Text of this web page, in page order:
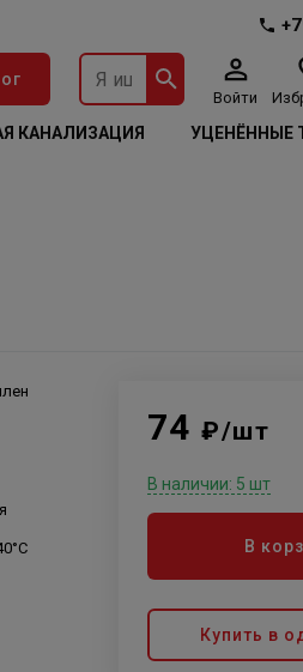
Войти
КАНАЛИЗАЦИЯ УЦЕНЁННЫЕ
74₽/шт
В наличии: 5 шт
В
Купить в